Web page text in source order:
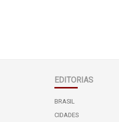
EDITORIAS
BRASIL
CIDADES